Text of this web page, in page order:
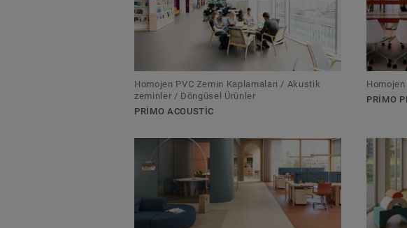
Homojen PVC Zemin Kaplamaları / Akustik
zeminler / Döngüsel Ürünler
PRIMO ACOUSTIC
Homojen
PRIMO